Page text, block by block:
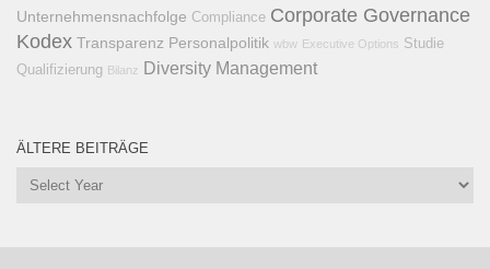
Unternehmensnachfolge Compliance Corporate Governance
Kodex Transparenz Personalpolitik wbw Executive Options Studie
Qualifizierung Bilanz Diversity Management
ÄLTERE BEITRÄGE